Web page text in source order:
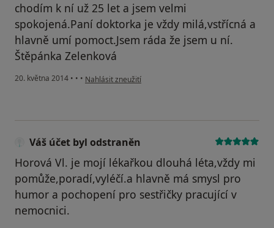
chodím k ní už 25 let a jsem velmi
spokojená.Paní doktorka je vždy milá,vstřícná a
hlavně umí pomoct.Jsem ráda že jsem u ní.
Štěpánka Zelenková
20. května 2014 • • • podle názoru uživatele Váš účet byl odstraněn
Nahlásit zneužití
Váš účet byl odstraněn
Horová Vl. je mojí lékařkou dlouhá léta,vždy mi
pomůže,poradí,vyléčí.a hlavně má smysl pro
humor a pochopení pro sestřičky pracující v
nemocnici.